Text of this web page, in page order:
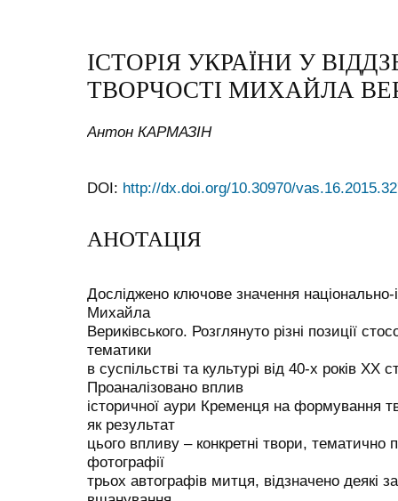
ІСТОРІЯ УКРАЇНИ У
ТВОРЧОСТІ МИХАЙЛА
Антон КАРМАЗІН
DOI: http://dx.doi.org/10.30970/
АНОТАЦІЯ
Досліджено ключове значення національно-
Михайла
Вериківського. Розглянуто різні позиції
тематики
в суспільстві та культурі від 40-х років ХХ
Проаналізовано вплив
історичної аури Кременця на формування
як результат
цього впливу – конкретні твори, тематично
фотографії
трьох автографів митця, відзначено деякі